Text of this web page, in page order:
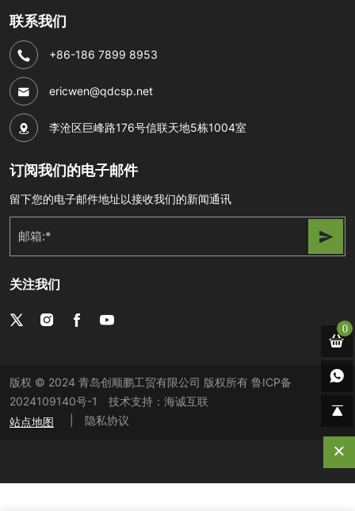
联系我们
+86-186 7899 8953
ericwen@qdcsp.net
李沧区巨峰路176号信联天地5栋1004室
订阅我们的电子邮件
留下您的电子邮件地址以接收我们的新闻通讯
关注我们
版权 © 2024 青岛创顺鹏工贸有限公司 版权所有 鲁ICP备
2024109140号-1
技术支持：海诚互联
站点地图
隐私协议
0